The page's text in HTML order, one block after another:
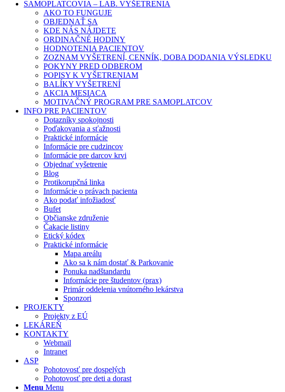
SAMOPLATCOVIA – LAB. VYŠETRENIA
AKO TO FUNGUJE
OBJEDNAŤ SA
KDE NÁS NÁJDETE
ORDINAČNÉ HODINY
HODNOTENIA PACIENTOV
ZOZNAM VYŠETRENÍ, CENNÍK, DOBA DODANIA VÝSLEDKU
POKYNY PRED ODBEROM
POPISY K VYŠETRENIAM
BALÍKY VYŠETRENÍ
AKCIA MESIACA
MOTIVAČNÝ PROGRAM PRE SAMOPLATCOV
INFO PRE PACIENTOV
Dotazníky spokojnosti
Poďakovania a sťažnosti
Praktické informácie
Informácie pre cudzincov
Informácie pre darcov krvi
Objednať vyšetrenie
Blog
Protikorupčná linka
Informácie o právach pacienta
Ako podať infožiadosť
Bufet
Občianske združenie
Čakacie listiny
Etický kódex
Praktické informácie
Mapa areálu
Ako sa k nám dostať & Parkovanie
Ponuka nadštandardu
Informácie pre študentov (prax)
Primár oddelenia vnútorného lekárstva
Sponzori
PROJEKTY
Projekty z EÚ
LEKÁREŇ
KONTAKTY
Webmail
Intranet
ASP
Pohotovosť pre dospelých
Pohotovosť pre deti a dorast
Menu Menu